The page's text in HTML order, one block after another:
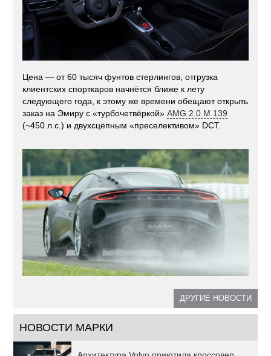
Цена — от 60 тысяч фунтов стерлингов, отгрузка
клиентских спорткаров начнётся ближе к лету
следующего года, к этому же времени обещают открыть
заказ на Эмиру с «турбочетвёркой»AMG 2.0 M 139
(~450 л.с.) и двухсцепным «преселективом» DCT.
ДРУГИЕ НОВОСТИ
НОВОСТИ МАРКИ